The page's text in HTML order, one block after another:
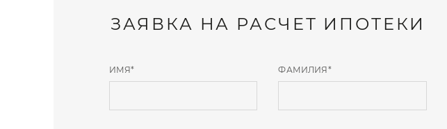
ЗАЯВКА НА РАСЧЕТ ИПОТЕКИ
ИМЯ* ФАМИЛИЯ*